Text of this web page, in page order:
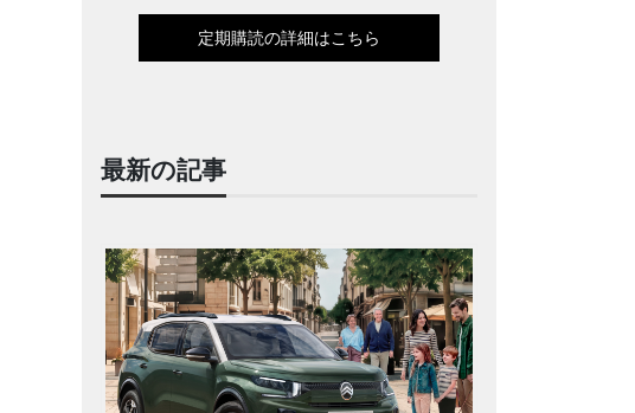
定期購読の詳細はこちら
最新の記事